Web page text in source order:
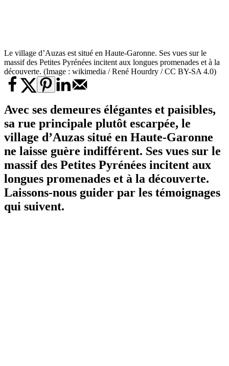
Le village d’Auzas est situé en Haute-Garonne. Ses vues sur le
massif des Petites Pyrénées incitent aux longues promenades et à la
découverte. (Image : wikimedia / René Hourdry / CC BY-SA 4.0)
Avec ses demeures élégantes et paisibles,
sa rue principale plutôt escarpée, le
village d’Auzas situé en Haute-Garonne
ne laisse guère indifférent. Ses vues sur le
massif des Petites Pyrénées incitent aux
longues promenades et à la découverte.
Laissons-nous guider par les témoignages
qui suivent.